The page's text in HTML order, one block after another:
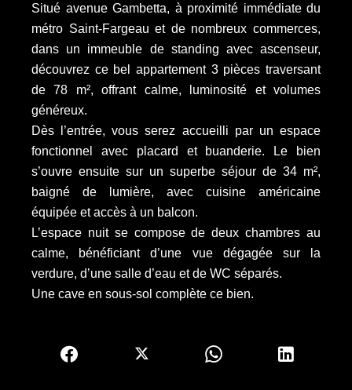
Situé avenue Gambetta, à proximité immédiate du
métro Saint-Fargeau et de nombreux commerces,
dans un immeuble de standing avec ascenseur,
découvrez ce bel appartement 3 pièces traversant
de 78 m², offrant calme, luminosité et volumes
généreux.
Dès l’entrée, vous serez accueilli par un espace
fonctionnel avec placard et buanderie. Le bien
s’ouvre ensuite sur un superbe séjour de 34 m²,
baigné de lumière, avec cuisine américaine
équipée et accès à un balcon.
L’espace nuit se compose de deux chambres au
calme, bénéficiant d’une vue dégagée sur la
verdure, d’une salle d’eau et de WC séparés.
Une cave en sous-sol complète ce bien.